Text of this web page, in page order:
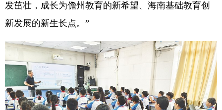
发茁壮，成长为儋州教育的新希望、海南基础教育创
新发展的新生长点。”